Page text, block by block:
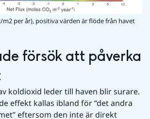
per år), positiva värden är flöde från havet
försök att påverka
koldioxid leder till haven blir surare.
effekt kallas ibland för “det andra
eftersom den inte är direkt